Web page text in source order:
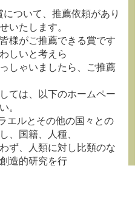
ついて、推薦依頼があり
いたします。
様がご推薦できる賞です
しいと考えら
しゃいましたら、ご推薦
ては、以下のホームペー
。
エルとその他の国々との
、国籍、人種、
ず、人類に対し比類のな
造的研究を行